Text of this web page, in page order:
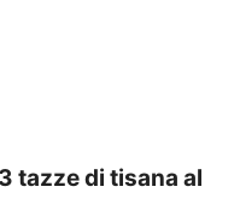
tazze di tisana al